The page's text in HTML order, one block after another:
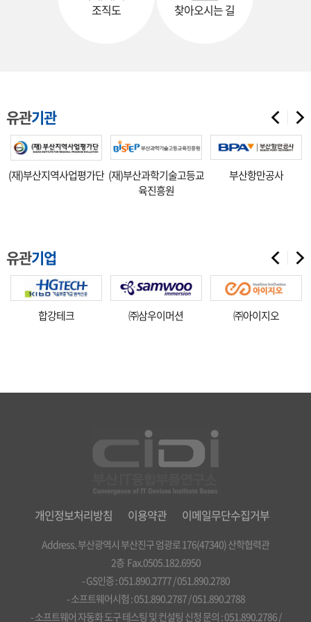
조직도 찾아오시는 길
유관기관
(재)부산지역사업평가단 (재)부산과학기술고등교
육진흥원
부산항만공사
유관기업
합강테크 ㈜삼우이머션 ㈜아이지오
개인정보처리방침 이용약관 이메일무단수집거부
Address. 부산광역시 부산진구 엄광로 176(47340) 산학협력관
2층 Fax.0505.182.6950
- GS인증 : 051.890.2777 / 051.890.2780
- 소프트웨어시험 : 051.890.2787 / 051.890.2788
- 소프트웨어 자동화 도구 테스팅 및 컨설팅 신청 문의 : 051.890.2786 /